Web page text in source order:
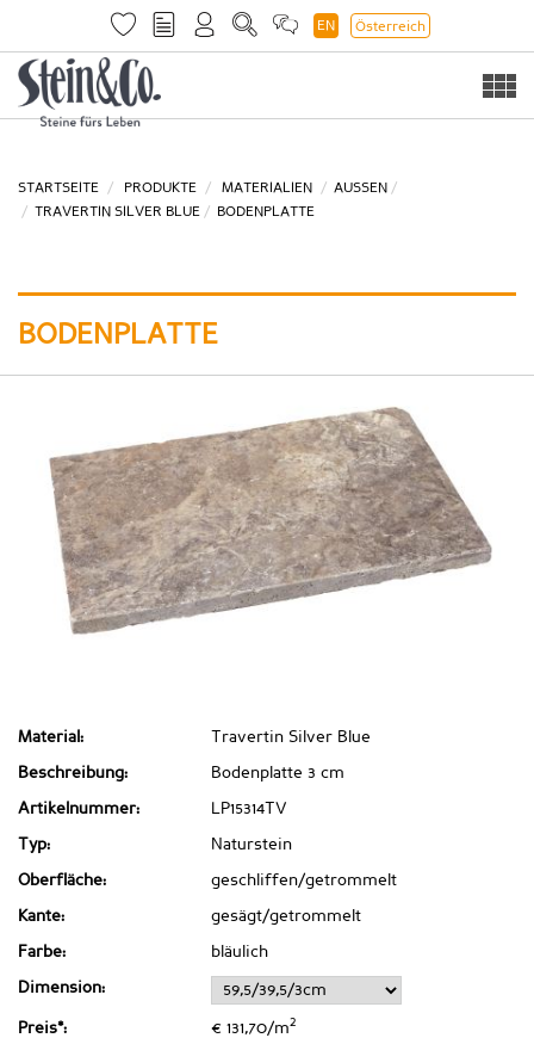
EN Österreich
STARTSEITE PRODUKTE MATERIALIEN
AUSSEN
TRAVERTIN SILVER BLUE
BODENPLATTE
BODENPLATTE
Material: Travertin Silver Blue
Beschreibung: Bodenplatte 3 cm
Artikelnummer: LP15314TV
Typ: Naturstein
Oberfläche: geschliffen/getrommelt
Kante: gesägt/getrommelt
Farbe: bläulich
Dimension:
Preis*: € 131,70/m2